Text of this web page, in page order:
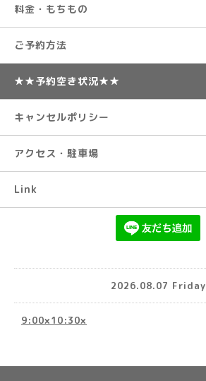
料金・もちもの
ご予約方法
★★予約空き状況★★
キャンセルポリシー
アクセス・駐車場
Link
2026.08.07 Friday
9:00×10:30×